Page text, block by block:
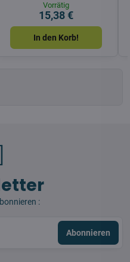
Vorrätig
15,38 €
In den Korb!
:
Abonnieren